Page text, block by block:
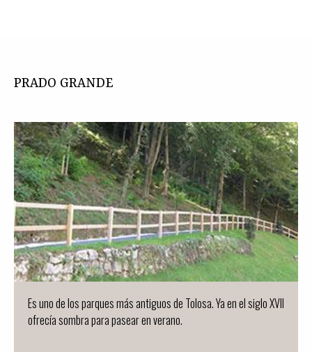
PRADO GRANDE
Es uno de los parques más antiguos de Tolosa. Ya en el siglo XVII
ofrecía sombra para pasear en verano.